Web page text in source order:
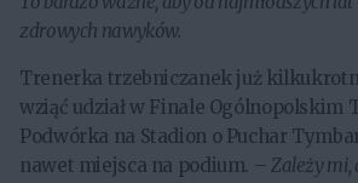
zdrowych nawyków.
Trenerka trzebniczanek już
wziąć udział w Finale Ogólnopolskim
Podwórka na Stadion o Puchar
nawet miejsca na podium. – Zależy mi,